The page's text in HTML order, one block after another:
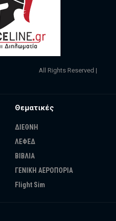
All Rights Reserved |
Θεματικές
ΔΙΕΘΝΗ
ΛΕΦΕΔ
ΒΙΒΛΙΑ
ΓΕΝΙΚΗ ΑΕΡΟΠΟΡΙΑ
Flight Sim